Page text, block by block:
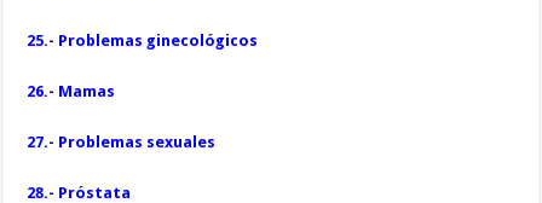
25.- Problemas ginecológicos
26.- Mamas
27.- Problemas sexuales
28.- Próstata